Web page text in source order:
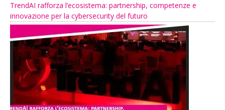
TrendAI rafforza l’ecosistema: partnership, competenze e
innovazione per la cybersecurity del futuro